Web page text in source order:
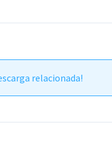
relacionada!